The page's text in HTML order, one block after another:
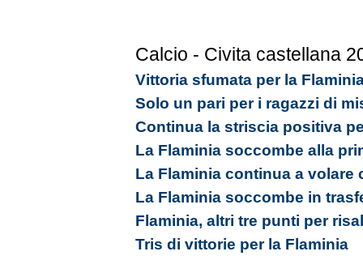
Calcio - Civita castellana
Vittoria sfumata per la
Solo un pari per i ragazzi di
Continua la striscia positiva
La Flaminia soccombe alla
La Flaminia continua a volare
La Flaminia soccombe in
Flaminia, altri tre punti per
Tris di vittorie per la Flaminia